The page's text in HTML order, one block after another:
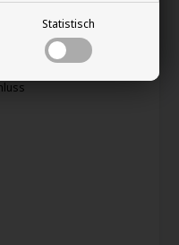
Statistisch
einen exklusiven Look